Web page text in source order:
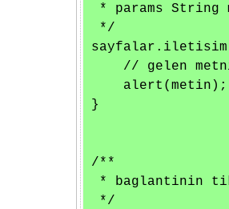
* params
*/
// gelen
    alert(metin);
}
/**
* baglantinin
*/